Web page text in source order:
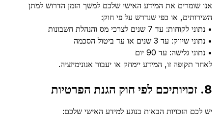
אנו שומרים את המידע האישי שלכם למשך הזמן הדרוש למתן
השירותים, או כפי שנדרש על פי חוק:
• נתוני לקוחות: עד 7 שנים לצרכי מס והנהלת חשבונות
• נתוני שיווק: עד 3 שנים או עד ביטול הסכמה
• נתוני גלישה: עד 90 יום
לאחר תקופה זו, המידע יימחק או יעבור אנונימיזציה.
8. זכויותיכם לפי חוק הגנת הפרטיות
יש לכם הזכויות הבאות בנוגע למידע האישי שלכם: